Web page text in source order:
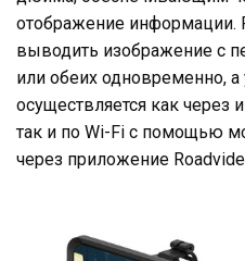
отображение информации.
выводить изображение с
или обеих одновременно, а
осуществляется как через
так и по Wi-Fi с помощью
через приложение